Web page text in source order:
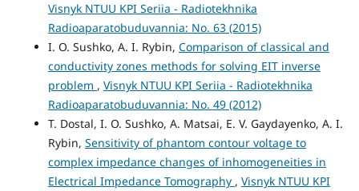
Visnyk NTUU KPI Seriia - Radiotekhnika
Radioaparatobuduvannia: No. 63 (2015)
I. O. Sushko, A. I. Rybin, Comparison of classical and
conductivity zones methods for solving EIT inverse
problem , Visnyk NTUU KPI Seriia - Radiotekhnika
Radioaparatobuduvannia: No. 49 (2012)
T. Dostal, I. O. Sushko, A. Matsai, E. V. Gaydayenko, A. I.
Rybin, Sensitivity of phantom contour voltage to
complex impedance changes of inhomogeneities in
Electrical Impedance Tomography , Visnyk NTUU KPI